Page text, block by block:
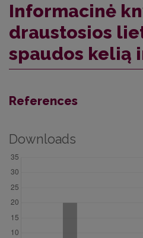
Informacinė
draustosios
spaudos kelią
References
Downloads